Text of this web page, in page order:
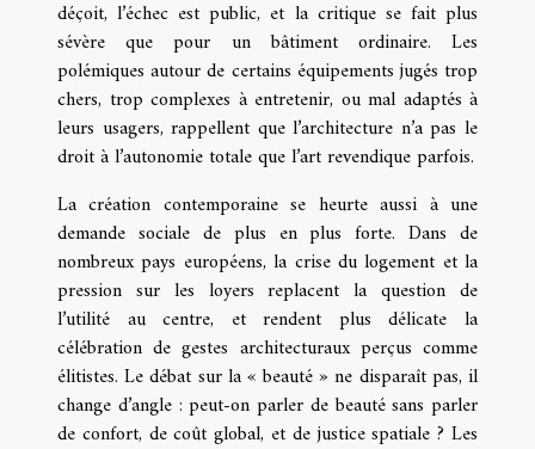
déçoit, l’échec est public, et la critique se fait plus
sévère que pour un bâtiment ordinaire. Les
polémiques autour de certains équipements jugés trop
chers, trop complexes à entretenir, ou mal adaptés à
leurs usagers, rappellent que l’architecture n’a pas le
droit à l’autonomie totale que l’art revendique parfois.
La création contemporaine se heurte aussi à une
demande sociale de plus en plus forte. Dans de
nombreux pays européens, la crise du logement et la
pression sur les loyers replacent la question de
l’utilité au centre, et rendent plus délicate la
célébration de gestes architecturaux perçus comme
élitistes. Le débat sur la « beauté » ne disparaît pas, il
change d’angle : peut-on parler de beauté sans parler
de confort, de coût global, et de justice spatiale ? Les